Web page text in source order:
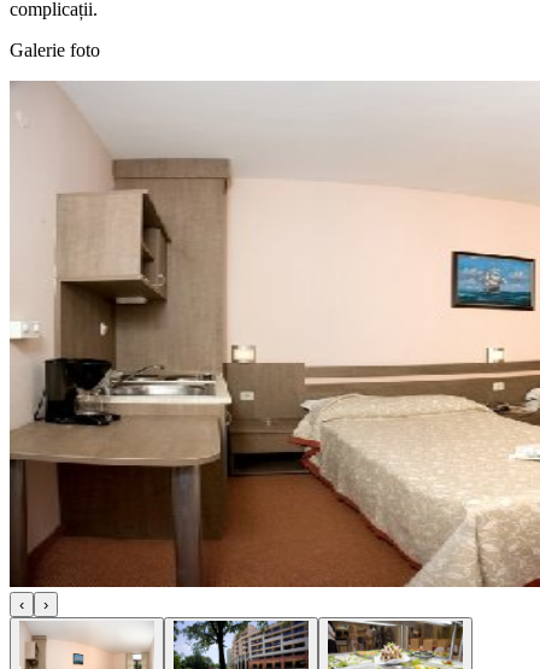
complicații.
Galerie foto
‹ ›